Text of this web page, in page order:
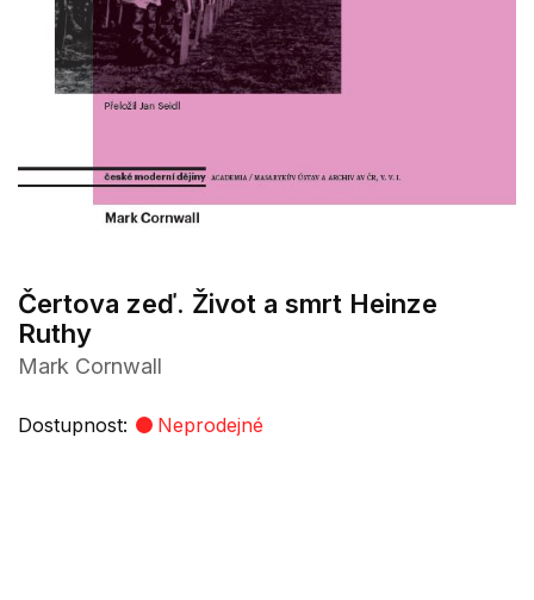
Čertova zeď. Život a smrt Heinze
Ruthy
Mark Cornwall
Dostupnost: Neprodejné